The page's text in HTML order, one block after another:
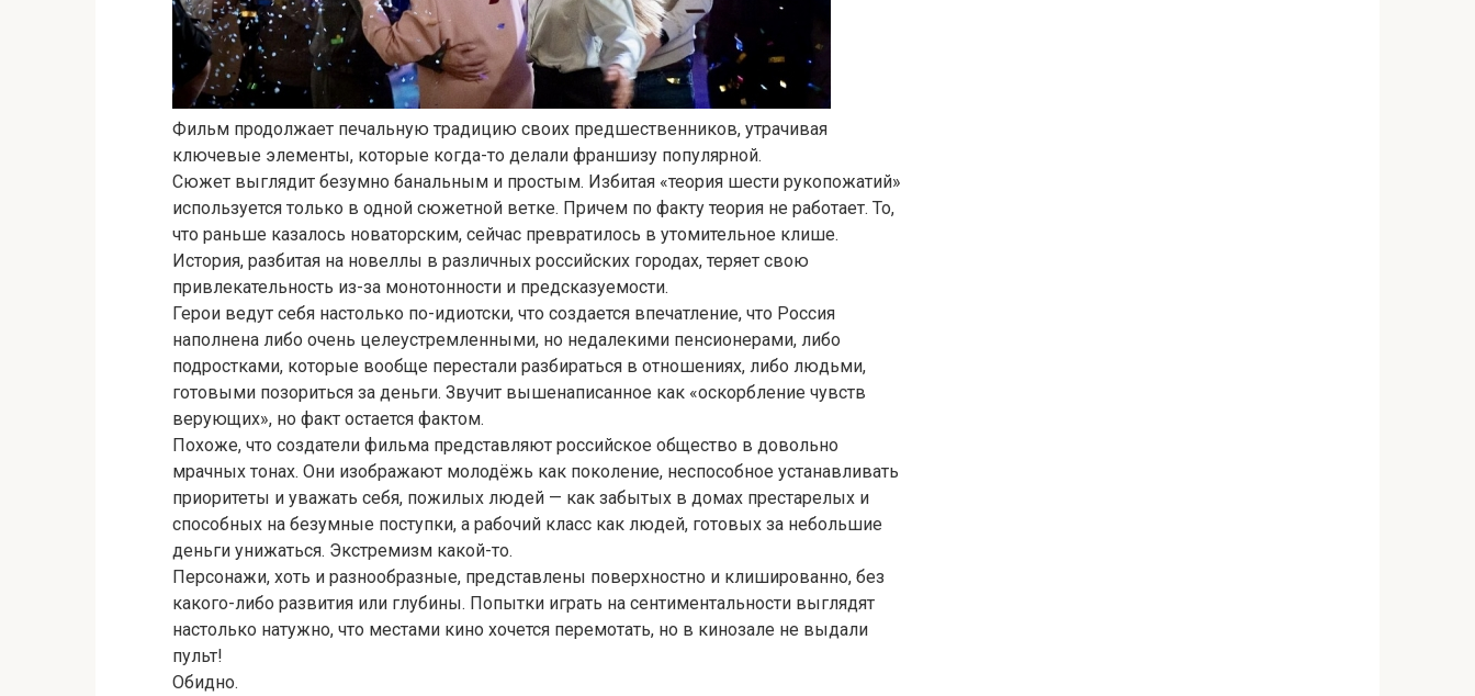
Фильм продолжает печальную традицию своих предшественников, утрачивая
ключевые элементы, которые когда-то делали франшизу популярной.
Сюжет выглядит безумно банальным и простым. Избитая «теория шести рукопожатий»
используется только в одной сюжетной ветке. Причем по факту теория не работает. То,
что раньше казалось новаторским, сейчас превратилось в утомительное клише.
История, разбитая на новеллы в различных российских городах, теряет свою
привлекательность из-за монотонности и предсказуемости.
Герои ведут себя настолько по-идиотски, что создается впечатление, что Россия
наполнена либо очень целеустремленными, но недалекими пенсионерами, либо
подростками, которые вообще перестали разбираться в отношениях, либо людьми,
готовыми позориться за деньги. Звучит вышенаписанное как «оскорбление чувств
верующих», но факт остается фактом.
Похоже, что создатели фильма представляют российское общество в довольно
мрачных тонах. Они изображают молодёжь как поколение, неспособное устанавливать
приоритеты и уважать себя, пожилых людей — как забытых в домах престарелых и
способных на безумные поступки, а рабочий класс как людей, готовых за небольшие
деньги унижаться. Экстремизм какой-то.
Персонажи, хоть и разнообразные, представлены поверхностно и клишированно, без
какого-либо развития или глубины. Попытки играть на сентиментальности выглядят
настолько натужно, что местами кино хочется перемотать, но в кинозале не выдали
пульт!
Обидно.